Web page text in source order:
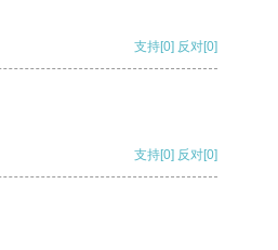
支持[0] 反对[0]
支持[0] 反对[0]